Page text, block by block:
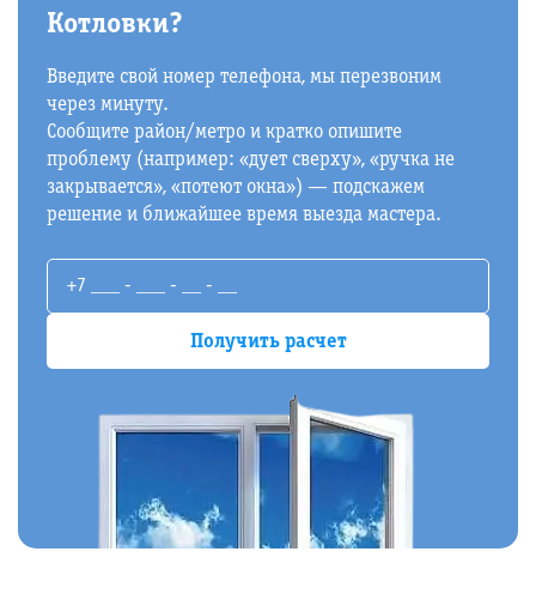
Котловки?
Введите свой номер телефона, мы перезвоним
через минуту.
Сообщите район/метро и кратко опишите
проблему (например: «дует сверху», «ручка не
закрывается», «потеют окна») — подскажем
решение и ближайшее время выезда мастера.